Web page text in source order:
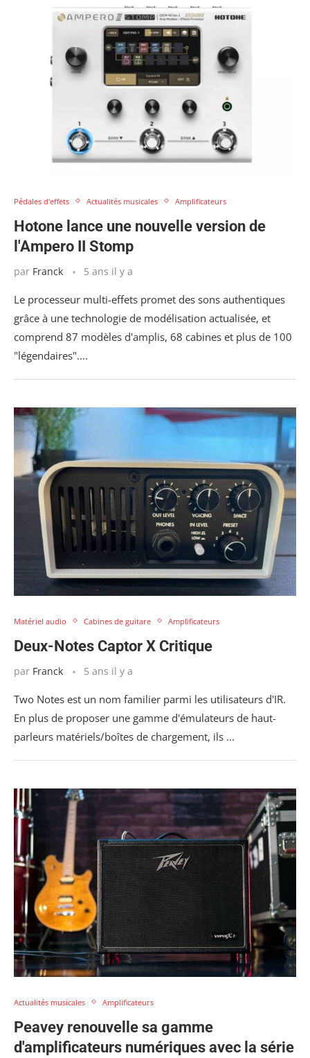
Pédales d'effets Actualités musicales Amplificateurs
Hotone lance une nouvelle version de
l'Ampero II Stomp
par Franck 5 ans il y a
Le processeur multi-effets promet des sons authentiques
grâce à une technologie de modélisation actualisée, et
comprend 87 modèles d'amplis, 68 cabines et plus de 100
"légendaires"....
Matériel audio Cabines de guitare Amplificateurs
Deux-Notes Captor X Critique
par Franck 5 ans il y a
Two Notes est un nom familier parmi les utilisateurs d'IR.
En plus de proposer une gamme d'émulateurs de haut-
parleurs matériels/boîtes de chargement, ils ...
Actualités musicales Amplificateurs
Peavey renouvelle sa gamme
d'amplificateurs numériques avec la série